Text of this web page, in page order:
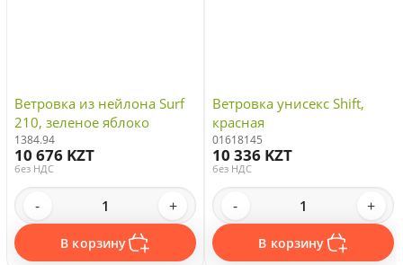
Ветровка из нейлона Surf
210, зеленое яблоко
1384.94
10 676 KZT
без НДС
- +
В корзину
Ветровка унисекс Shift,
красная
01618145
10 336 KZT
без НДС
- +
В корзину